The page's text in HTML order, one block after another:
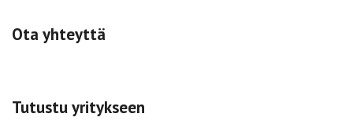
Ota yhteyttä
Tutustu yritykseen